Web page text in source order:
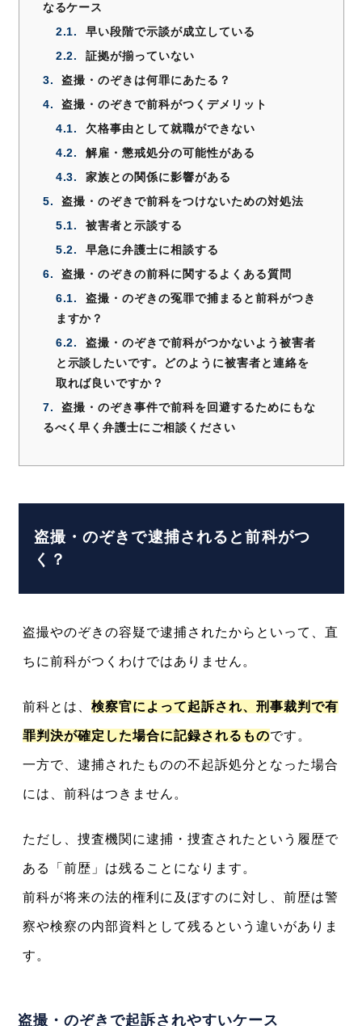
なるケース
2.1.
早い段階で示談が成立している
2.2.
証拠が揃っていない
3.
盗撮・のぞきは何罪にあたる？
4.
盗撮・のぞきで前科がつくデメリット
4.1.
欠格事由として就職ができない
4.2.
解雇・懲戒処分の可能性がある
4.3.
家族との関係に影響がある
5.
盗撮・のぞきで前科をつけないための対処法
5.1.
被害者と示談する
5.2.
早急に弁護士に相談する
6.
盗撮・のぞきの前科に関するよくある質問
6.1.
盗撮・のぞきの冤罪で捕まると前科がつき
ますか？
6.2.
盗撮・のぞきで前科がつかないよう被害者
と示談したいです。どのように被害者と連絡を
取れば良いですか？
7.
盗撮・のぞき事件で前科を回避するためにもな
るべく早く弁護士にご相談ください
盗撮・のぞきで逮捕されると前科がつ
く？
盗撮やのぞきの容疑で逮捕されたからといって、直
ちに前科がつくわけではありません。
前科とは、検察官によって起訴され、刑事裁判で有
罪判決が確定した場合に記録されるものです。
一方で、逮捕されたものの不起訴処分となった場合
には、前科はつきません。
ただし、捜査機関に逮捕・捜査されたという履歴で
ある「前歴」は残ることになります。
前科が将来の法的権利に及ぼすのに対し、前歴は警
察や検察の内部資料として残るという違いがありま
す。
盗撮・のぞきで起訴されやすいケース